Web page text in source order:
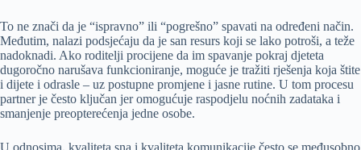
To ne znači da je “ispravno” ili “pogrešno” spavati na određeni način.
Međutim, nalazi podsjećaju da je san resurs koji se lako potroši, a teže
nadoknadi. Ako roditelji procijene da im spavanje pokraj djeteta
dugoročno narušava funkcioniranje, moguće je tražiti rješenja koja štite
i dijete i odrasle – uz postupne promjene i jasne rutine. U tom procesu
partner je često ključan jer omogućuje raspodjelu noćnih zadataka i
smanjenje preopterećenja jedne osobe.
U odnosima, kvaliteta sna i kvaliteta komunikacije često se međusobno